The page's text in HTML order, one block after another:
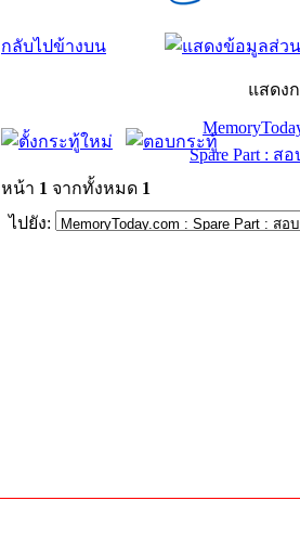
กลับไปข้างบน
แสดง
Spare Part : ส
หน้า 1 จากทั้งหมด 1
ไปยัง: